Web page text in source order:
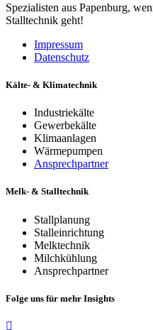
Spezialisten aus Papenburg,
Stalltechnik geht!
Impressum
Datenschutz
Kälte- & Klimatechnik
Industriekälte
Gewerbekälte
Klimaanlagen
Wärmepumpen
Ansprechpartner
Melk- & Stalltechnik
Stallplanung
Stalleinrichtung
Melktechnik
Milchkühlung
Ansprechpartner
Folge uns für mehr Insights